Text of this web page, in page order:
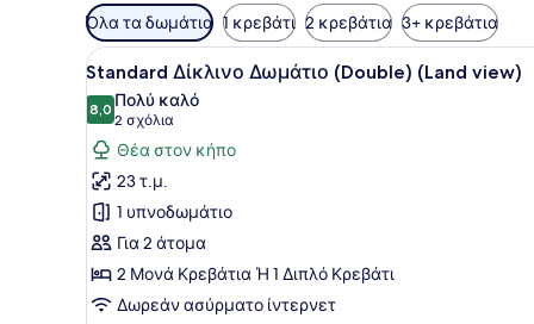
Διαθέσιμα
φίλτρα
για
τα
δωμάτια
Όλα τα δωμάτια 1 κρεβάτι 2 κρεβάτια 3+ κρεβάτια
Προβολή
όλων
των
φωτογραφιών
για
Standard
Δίκλινο
Δωμάτιο
(Double)
(Land
Ένα δωμάτιο ξενοδοχείου
7
Standard Δίκλινο Δωμάτιο (Double) (Land view)
8,08,0 στα 10
Πολύ καλό
2 σχόλια
(2
σχόλια)
Θέα στον κήπο
23 τ.μ.
1 υπνοδωμάτιο
Για 2 άτομα
2 Μονά Κρεβάτια Ή 1 Διπλό Κρεβάτι
Δωρεάν ασύρματο ίντερνετ